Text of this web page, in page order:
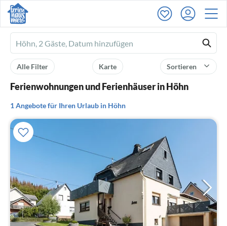
Ferienhausmiete
logo
Sortieren
Karte
Alle Filter
Ferienwohnungen und Ferienhäuser in Höhn
1 Angebote für Ihren Urlaub in Höhn